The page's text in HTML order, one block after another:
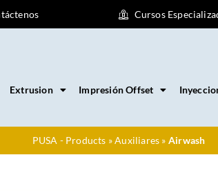
Cursos
Extrusion Impresión Offset
PUSA - Products »Auxiliares » Airwash